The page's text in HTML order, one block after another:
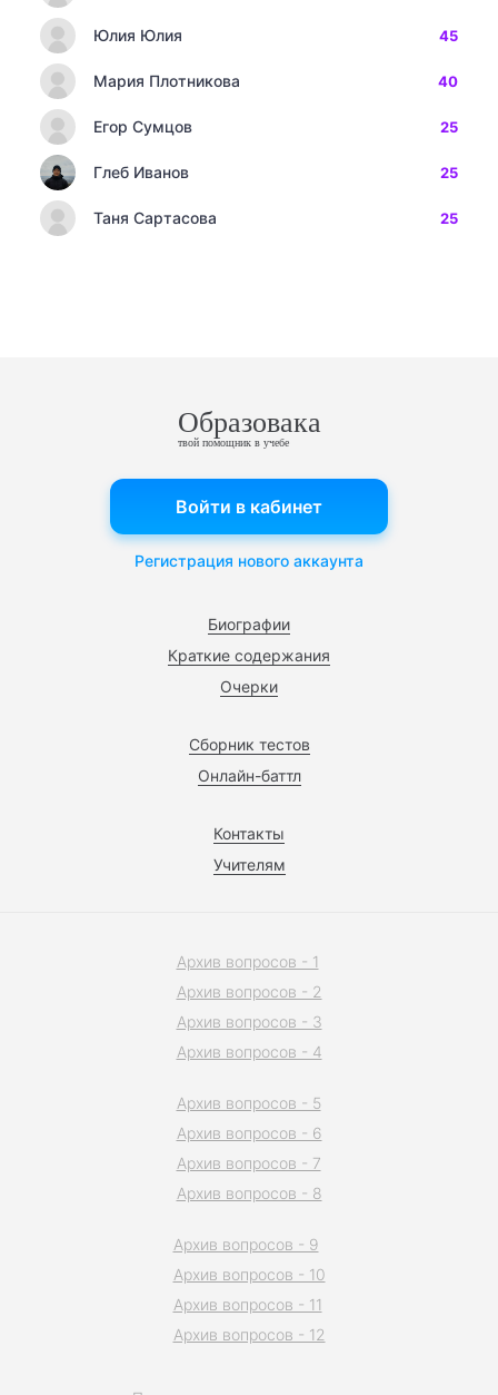
Юлия Юлия 45
Мария Плотникова 40
Егор Сумцов 25
Глеб Иванов 25
Таня Сартасова 25
Образовака
твой помощник в учебе
Биографии
Краткие содержания
Очерки
Сборник тестов
Онлайн-баттл
Контакты
Учителям
Войти в кабинет
Регистрация нового аккаунта
Архив вопросов - 1
Архив вопросов - 2
Архив вопросов - 3
Архив вопросов - 4
Архив вопросов - 5
Архив вопросов - 6
Архив вопросов - 7
Архив вопросов - 8
Архив вопросов - 9
Архив вопросов - 10
Архив вопросов - 11
Архив вопросов - 12